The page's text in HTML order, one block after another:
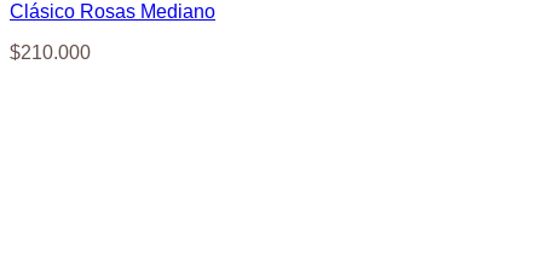
Clásico Rosas Mediano
$210.000